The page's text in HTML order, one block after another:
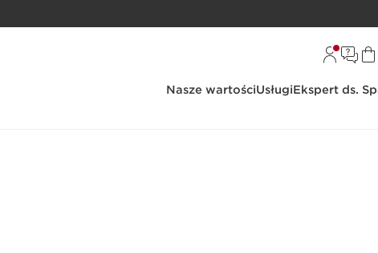
Nasze wartościUsługiEkspert ds.